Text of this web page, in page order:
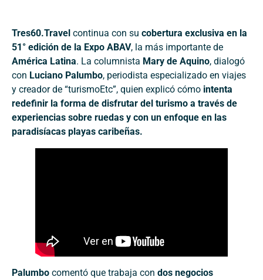
Tres60.Travel continua con su cobertura exclusiva en la
51° edición de la Expo ABAV, la más importante de
América Latina. La columnista Mary de Aquino, dialogó
con Luciano Palumbo, periodista especializado en viajes
y creador de “turismoEtc”, quien explicó cómo intenta
redefinir la forma de disfrutar del turismo a través de
experiencias sobre ruedas y con un enfoque en las
paradisíacas playas caribeñas.
Palumbo comentó que trabaja con dos negocios